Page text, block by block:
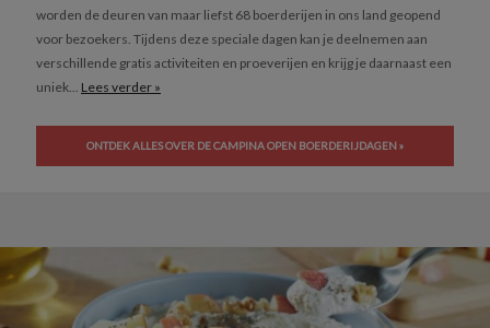
worden de deuren van maar liefst 68 boerderijen in ons land geopend
voor bezoekers. Tijdens deze speciale dagen kan je deelnemen aan
verschillende gratis activiteiten en proeverijen en krijg je daarnaast een
uniek... Lees verder »
ONTDEK ALLES OVER DE CAMPINA OPEN BOERDERIJDAGEN »